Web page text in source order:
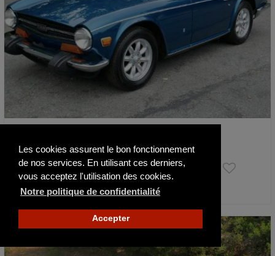
Les cookies assurent le bon fonctionnement
de nos services. En utilisant ces derniers,
vous acceptez l'utilisation des cookies.
Notre politique de confidentialité
Accepter
21 990 €
Actualisé il y a 2 jours